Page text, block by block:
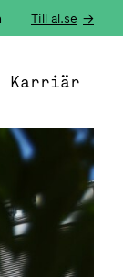
Till al.se
Karriär